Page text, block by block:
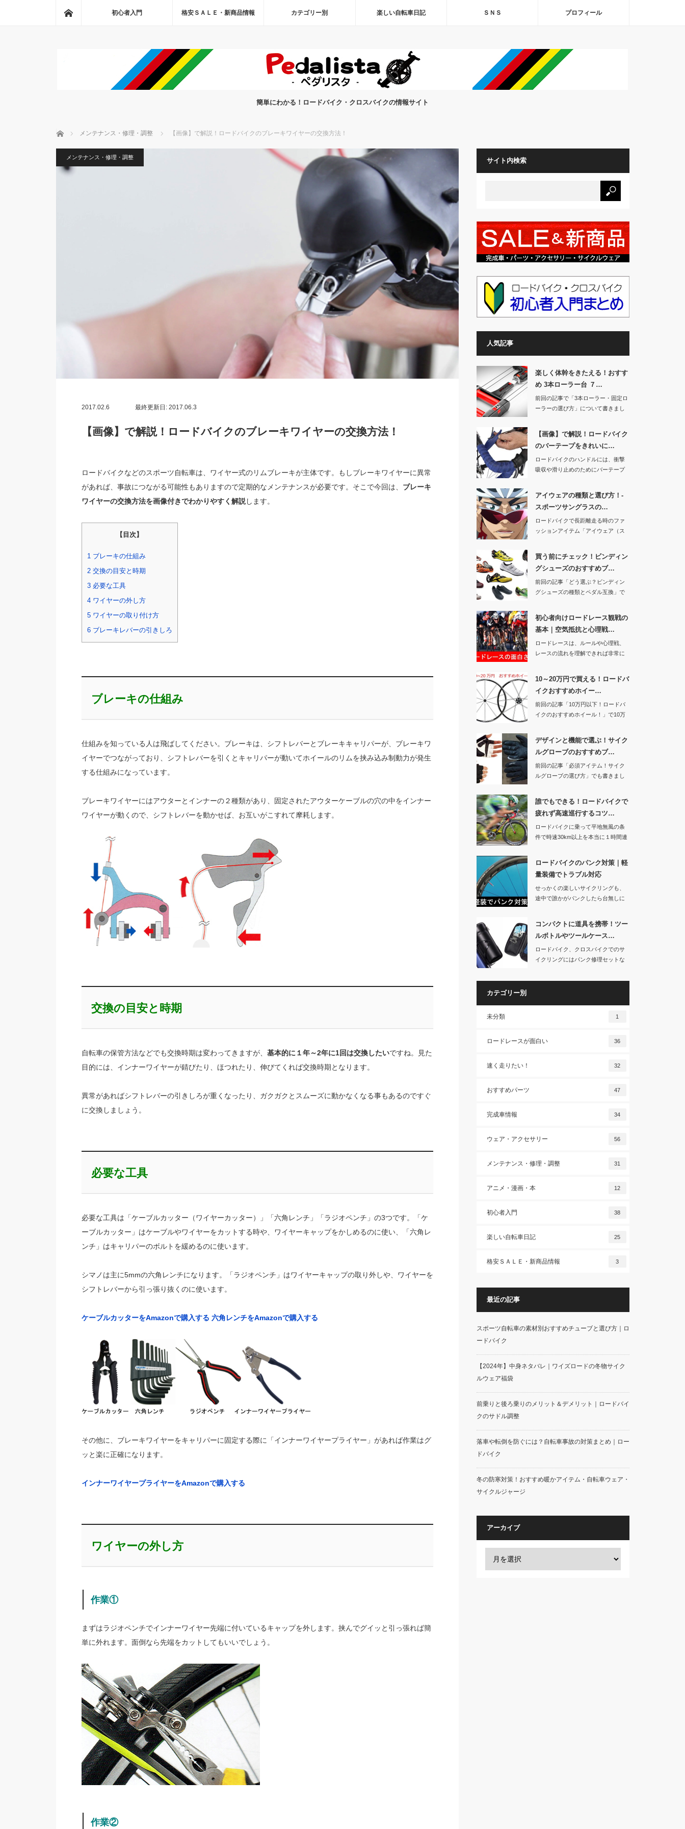
初心者入門 格安ＳＡＬＥ・新商品情報 カテゴリー別 楽しい自転車日記 ＳＮＳ プロフィール
簡単にわかる！ロードバイク・クロスバイクの情報サイト
ホーム メンテナンス・修理・調整 【画像】で解説！ロードバイクのブレーキワイヤーの交換方法！
メンテナンス・修理・調整
2017.02.6 最終更新日: 2017.06.3
【画像】で解説！ロードバイクのブレーキワイヤーの交換方法！
ロードバイクなどのスポーツ自転車は、ワイヤー式のリムブレーキが主体です。もしブレーキワイヤーに異常
があれば、事故につながる可能性もありますので定期的なメンテナンスが必要です。そこで今回は、 ブレーキ
ワイヤーの交換方法を画像付きでわかりやすく解説します。
【目次】
1 ブレーキの仕組み
2交換の目安と時期
3必要な工具
4ワイヤーの外し方
5ワイヤーの取り付け方
6ブレーキレバーの引きしろ
ブレーキの仕組み
仕組みを知っている人は飛ばしてください。ブレーキは、シフトレバーとブレーキキャリパーが、ブレーキワ
イヤーでつながっており、シフトレバーを引くとキャリパーが動いてホイールのリムを挟み込み制動力が発生
する仕組みになっています。
ブレーキワイヤーにはアウターとインナーの２種類があり、固定されたアウターケーブルの穴の中をインナー
ワイヤーが動くので、シフトレバーを動かせば、お互いがこすれて摩耗します。
交換の目安と時期
自転車の保管方法などでも交換時期は変わってきますが、 基本的に１年～2年に1回は交換したいですね。見た
目的には、インナーワイヤーが錆びたり、ほつれたり、伸びてくれば交換時期となります。
異常があればシフトレバーの引きしろが重くなったり、ガクガクとスムーズに動かなくなる事もあるのですぐ
に交換しましょう。
必要な工具
必要な工具は「ケーブルカッター（ワイヤーカッター）」「六角レンチ」「ラジオペンチ」の3つです。「ケ
ーブルカッター」はケーブルやワイヤーをカットする時や、ワイヤーキャップをかしめるのに使い、「六角レ
ンチ」はキャリパーのボルトを緩めるのに使います。
シマノは主に5mmの六角レンチになります。「ラジオペンチ」はワイヤーキャップの取り外しや、ワイヤーを
シフトレバーから引っ張り抜くのに使います。
ケーブルカッターをAmazonで購入する 六角レンチをAmazonで購入する
その他に、ブレーキワイヤーをキャリパーに固定する際に「インナーワイヤープライヤー」があれば作業はグ
ッと楽に正確になります。
インナーワイヤープライヤーをAmazonで購入する
ワイヤーの外し方
作業①
まずはラジオペンチでインナーワイヤー先端に付いているキャップを外します。挟んでグイッと引っ張れば簡
単に外れます。面倒なら先端をカットしてもいいでしょう。
作業②
サイト内検索
人気記事
楽しく体幹をきたえる！おすす
め 3本ローラー台 ７…
前回の記事で「3本ローラー・固定ロ
ーラーの選び方」について書きまし
【画像】で解説！ロードバイク
のバーテープをきれいに…
ロードバイクのハンドルには、衝撃
吸収や滑り止めのためにバーテープ
アイウェアの種類と選び方！-
スポーツサングラスの…
ロードバイクで長距離走る時のファ
ッションアイテム「アイウェア（ス
買う前にチェック！ビンディン
グシューズのおすすめブ…
前回の記事「どう選ぶ？ビンディン
グシューズの種類とペダル互換」で
初心者向けロードレース観戦の
基本｜空気抵抗と心理戦…
ロードレースは、ルールや心理戦、
レースの流れを理解できれば非常に
10～20万円で買える！ロードバ
イクおすすめホイー…
前回の記事「10万円以下！ロードバ
イクのおすすめホイール！」で10万
デザインと機能で選ぶ！サイク
ルグローブのおすすめブ…
前回の記事「必須アイテム！サイク
ルグローブの選び方」でも書きまし
誰でもできる！ロードバイクで
疲れず高速巡行するコツ…
ロードバイクに乗って平地無風の条
件で時速30km以上を本当に１時間連
ロードバイクのパンク対策｜軽
量装備でトラブル対応
せっかくの楽しいサイクリングも、
途中で誰かがパンクしたら台無しに
コンパクトに道具を携帯！ツー
ルボトルやツールケース…
ロードバイク、クロスバイクでのサ
イクリングにはパンク修理セットな
カテゴリー別
未分類 1
ロードレースが面白い 36
速く走りたい！ 32
おすすめパーツ 47
完成車情報 34
ウェア・アクセサリー 56
メンテナンス・修理・調整 31
アニメ・漫画・本 12
初心者入門 38
楽しい自転車日記 25
格安ＳＡＬＥ・新商品情報 3
最近の記事
スポーツ自転車の素材別おすすめチューブと選び方｜ロ
ードバイク
【2024年】中身ネタバレ｜ワイズロードの冬物サイク
ルウェア福袋
前乗りと後ろ乗りのメリット＆デメリット｜ロードバイ
クのサドル調整
落車や転倒を防ぐには？自転車事故の対策まとめ｜ロー
ドバイク
冬の防寒対策！おすすめ暖かアイテム・自転車ウェア・
サイクルジャージ
アーカイブ